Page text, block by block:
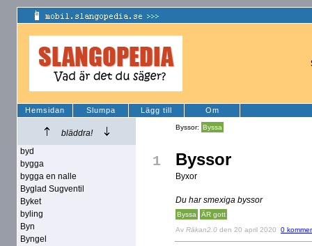
Hemsidan Slumpa Lägg till Om
bläddra!
byd
bygga
bygga en nalle
Byglad Sugventil
Byket
byling
Byn
Byngel
Byssor: Byssa
1 Byssor
Byxor
Du har smexiga byssor
Byssa ÄR gott
Av Räkan2.0 den 20 april 2020 0